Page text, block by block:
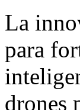
La
para
drones